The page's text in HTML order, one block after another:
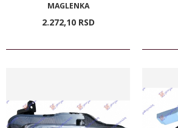
MAGLENKA
2.272,10 RSD